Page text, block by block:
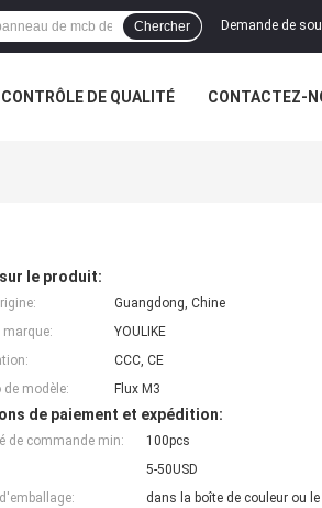
Demande de
Chercher
CONTRÔLE DE QUALITÉ CONTACTEZ-
le produit:
Guangdong, Chine
marque:
YOULIKE
CCC, CE
de modèle:
Flux M3
de paiement et expédition:
de commande min:
100pcs
5-50USD
dans la boîte de couleur ou